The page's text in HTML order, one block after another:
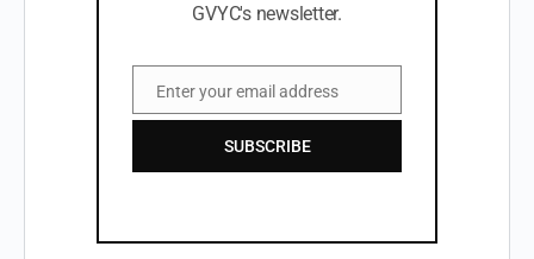
GVYC's newsletter.
Email
Enter your email address
SUBSCRIBE